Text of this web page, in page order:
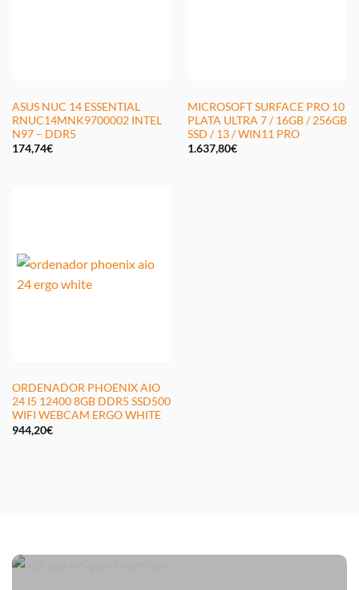
ASUS NUC 14 ESSENTIAL
RNUC14MNK9700002 INTEL
N97 – DDR5
174,74€
MICROSOFT SURFACE PRO 10
PLATA ULTRA 7 / 16GB / 256GB
SSD / 13 / WIN11 PRO
1.637,80€
ORDENADOR PHOENIX AIO
24 I5 12400 8GB DDR5 SSD500
WIFI WEBCAM ERGO WHITE
944,20€